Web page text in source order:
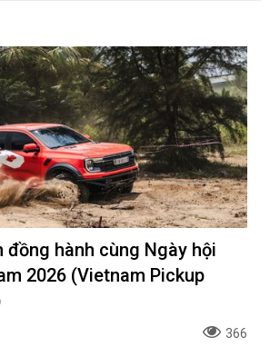
đồng hành cùng Ngày hội
2026 (Vietnam Pickup
366